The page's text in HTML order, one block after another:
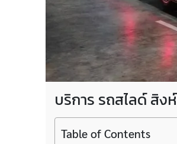
บริการ รถสไลด์ สิง
Table of Contents